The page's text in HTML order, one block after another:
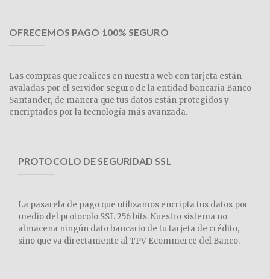
OFRECEMOS PAGO 100% SEGURO
Las compras que realices en nuestra web con tarjeta están
avaladas por el servidor seguro de la entidad bancaria Banco
Santander, de manera que tus datos están protegidos y
encriptados por la tecnología más avanzada.
PROTOCOLO DE SEGURIDAD SSL
La pasarela de pago que utilizamos encripta tus datos por
medio del protocolo SSL 256 bits. Nuestro sistema no
almacena ningún dato bancario de tu tarjeta de crédito,
sino que va directamente al TPV Ecommerce del Banco.